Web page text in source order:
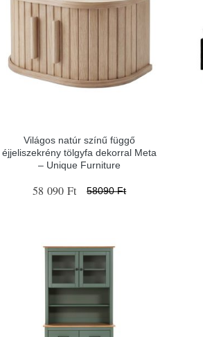
Világos natúr színű függő
éjjeliszekrény tölgyfa dekorral Meta
– Unique Furniture
58 090 Ft 58090 Ft